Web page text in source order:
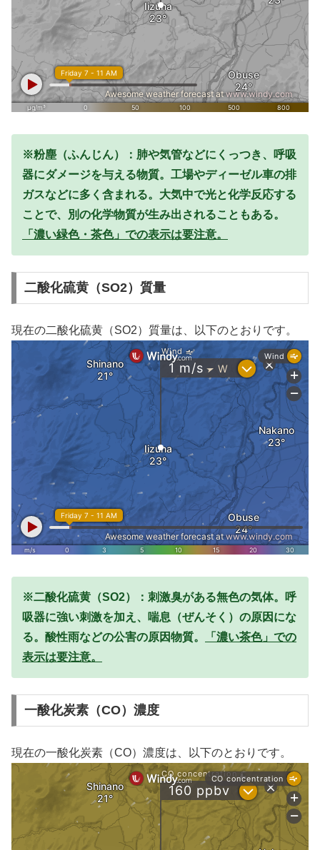
※粉塵（ふんじん）：肺や気管などにくっつき、呼吸
器にダメージを与える物質。工場やディーゼル車の排
ガスなどに多く含まれる。大気中で光と化学反応する
ことで、別の化学物質が生み出されることもある。
「濃い緑色・茶色」での表示は要注意。
二酸化硫黄（SO2）質量
現在の二酸化硫黄（SO2）質量は、以下のとおりです。
※二酸化硫黄（SO2）：刺激臭がある無色の気体。呼
吸器に強い刺激を加え、喘息（ぜんそく）の原因にな
る。酸性雨などの公害の原因物質。
「濃い茶色」での
表示は要注意。
一酸化炭素（CO）濃度
現在の一酸化炭素（CO）濃度は、以下のとおりです。